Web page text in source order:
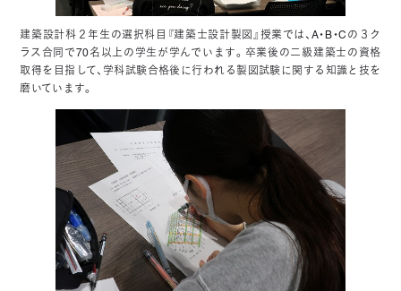
建築設計科２年生の選択科目『建築士設計製図』授業では、A・B・Cの３ク
ラス合同で70名以上の学生が学んでいます。卒業後の二級建築士の資格
取得を目指して、学科試験合格後に行われる製図試験に関する知識と技を
磨いています。